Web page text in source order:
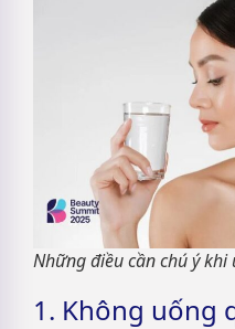
Những điều cần chú ý khi
1. Không uống